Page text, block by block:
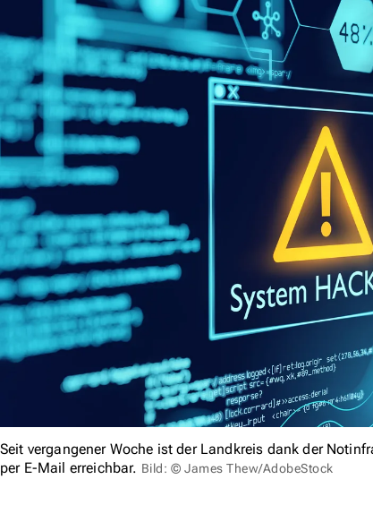
Seit vergangener Woche ist der Landkreis dank der
per E-Mail erreichbar. Bild: © James Thew/AdobeStock